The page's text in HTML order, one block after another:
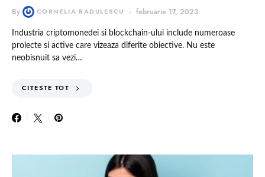
By CORNELIA RADULESCU februarie 17, 2023
Industria criptomonedei si blockchain-ului include numeroase
proiecte si active care vizeaza diferite obiective. Nu este
neobisnuit sa vezi…
CITESTE TOT